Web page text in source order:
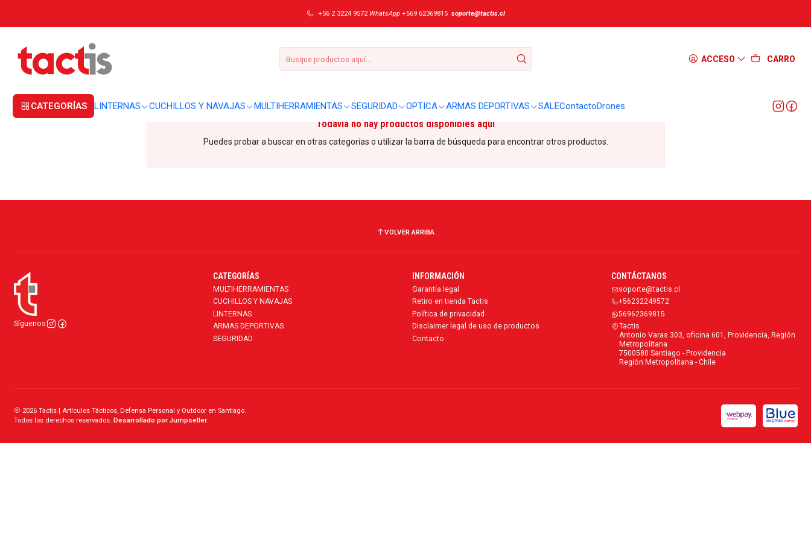
ACCESO CARRO
CATEGORÍAS LINTERNAS CUCHILLOS Y NAVAJAS MULTIHERRAMIENTAS SEGURIDAD OPTICA ARMAS DEPORTIVAS SALEContactoDrones
+56 2 3224 9572 WhatsApp +569 62369815 soporte@tactis.cl
Pimienta
Todavía no hay productos disponibles aquí
Puedes probar a buscar en otras categorías o utilizar la barra de búsqueda para encontrar otros productos.
VOLVER ARRIBA
Síguenos
CATEGORÍAS
MULTIHERRAMIENTAS
CUCHILLOS Y NAVAJAS
LINTERNAS
ARMAS DEPORTIVAS
SEGURIDAD
INFORMACIÓN
Garantía legal
Retiro en tienda Tactis
Política de privacidad
Disclaimer legal de uso de productos
Contacto
CONTÁCTANOS
soporte@tactis.cl
+56232249572
56962369815
Tactis
Antonio Varas 303, oficina 601, Providencia, Región
Metropolitana
7500580 Santiago - Providencia
Región Metropolitana - Chile
2026 Tactis | Artículos Tácticos, Defensa Personal y Outdoor en Santiago.
Todos los derechos reservados. Desarrollado por Jumpseller.